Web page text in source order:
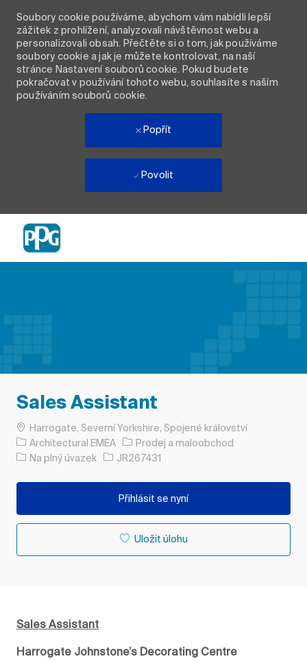
Soubory cookie používáme, abychom vám nabídli lepší
zážitek z prohlížení, analyzovali návštěvnost webu a
personalizovali obsah. Přečtěte si o tom, jak používáme
soubory cookie a jak je můžete kontrolovat, na naší
stránce Nastavení souborů cookie. Pokud budete
pokračovat v používání tohoto webu, souhlasíte s naším
používáním souborů cookie.
Popřít
Povolit
Sales Assistant
Umístění
Harrogate, Severní Yorkshire, Spojené království
Architectural EMEA
Kategorie
Prodej a maloobchod
Typ úlohy
Na plný úvazek ID úlohy
JR267431
Přihlásit se nyní
Uložit úlohu
Sales Assistant
Harrogate Johnstone’s Decorating Centre